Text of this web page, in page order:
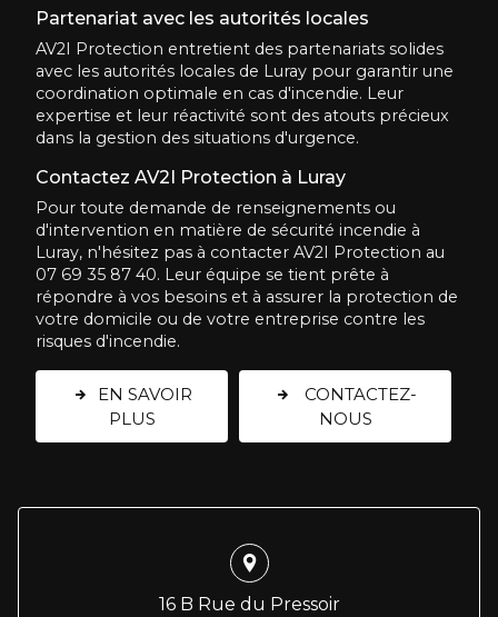
Partenariat avec les autorités locales
AV2I Protection entretient des partenariats solides
avec les autorités locales de Luray pour garantir une
coordination optimale en cas d'incendie. Leur
expertise et leur réactivité sont des atouts précieux
dans la gestion des situations d'urgence.
Contactez AV2I Protection à Luray
Pour toute demande de renseignements ou
d'intervention en matière de sécurité incendie à
Luray, n'hésitez pas à contacter AV2I Protection au
07 69 35 87 40. Leur équipe se tient prête à
répondre à vos besoins et à assurer la protection de
votre domicile ou de votre entreprise contre les
risques d'incendie.
EN SAVOIR
PLUS
CONTACTEZ-
NOUS
16 B Rue du Pressoir